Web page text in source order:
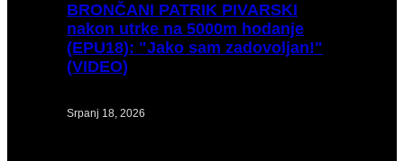
BRONČANI PATRIK PIVARSKI
nakon utrke na 5000m hodanje
(EPU18): "Jako sam zadovoljan!"
(VIDEO)
Srpanj 18, 2026